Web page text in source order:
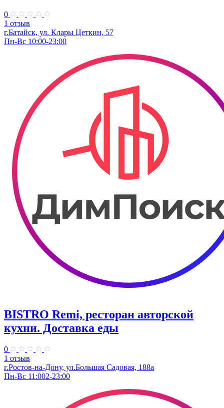
0
1 отзыв
г.Батайск, ул. Клары Цеткин, 57
Пн-Вс 10:00-23:00
BISTRO Remi, ресторан авторской
кухни. Доставка еды
0
1 отзыв
г.Ростов-на-Дону, ул.Большая Садовая, 188а
Пн-Вс 11:002-23:00